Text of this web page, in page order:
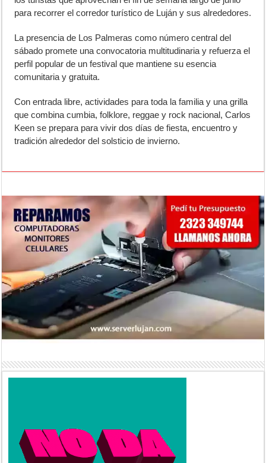
para recorrer el corredor turístico de Luján y sus alrededores.
La presencia de Los Palmeras como número central del
sábado promete una convocatoria multitudinaria y refuerza el
perfil popular de un festival que mantiene su esencia
comunitaria y gratuita.
Con entrada libre, actividades para toda la familia y una grilla
que combina cumbia, folklore, reggae y rock nacional, Carlos
Keen se prepara para vivir dos días de fiesta, encuentro y
tradición alrededor del solsticio de invierno.